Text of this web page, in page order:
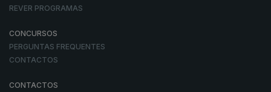
REVER PROGRAMAS
CONCURSOS
PERGUNTAS FREQUENTES
CONTACTOS
CONTACTOS